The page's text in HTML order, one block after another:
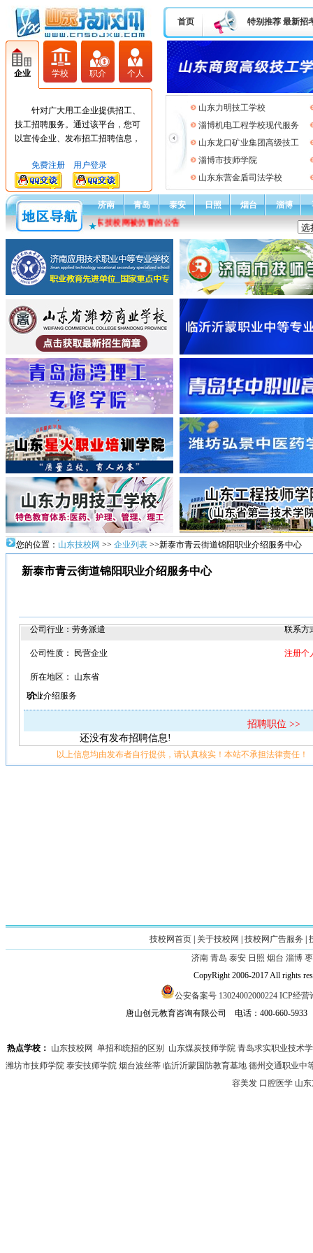
首页 特别推荐 最新招
企业 学校 职介 个人
针对广大用工企业提供招工、
技工招聘服务。通过该平台，您可
以宣传企业、发布招工招聘信息，
免费注册
用户登录
山东力明技工学校
淄博机电工程学校现代服务
山东龙口矿业集团高级技工
淄博市技师学院
山东东营金盾司法学校
济南 青岛 泰安 日照 烟台 淄博
★
通告：关于山东技校网被仿冒的公告
您的位置： 山东技校网 >> 企业列表 >>新泰市青云街道锦阳职业介绍服务中心
新泰市青云街道锦阳职业介绍服务中心
公司行业：劳务派遣 联系方
公司性质： 民营企业 注册个
所在地区： 山东省
介：
职业介绍服务
招聘职位 >>
还没有发布招聘信息!
以上信息均由发布者自行提供，请认真核实！本站不承担法律责任！
技校网首页 关于技校网 |技校网广告服务 |
济南 青岛 泰安 日照 烟台 淄博
CopyRight 2006-2017 All rights
公安备案号 13024002000224 ICP经营
唐山创元教育咨询有限公司 电话：400-660-
热点学校： 山东技校网 单招和统招的区别 山东煤炭技师学院 青岛求实职业技术
潍坊市技师学院 泰安技师学院 烟台波丝蒂 临沂沂蒙国防教育基地 德州交通职业中
容美发 口腔医学 山